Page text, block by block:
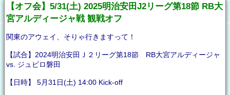
【オフ会】5/31(土) 2025明治安田J2リーグ第18節 RB大
宮アルディージャ戦 観戦オフ
関東のアウェイ、そりゃ行きますって！
【試合】2024明治安田Ｊ２リーグ第18節 RB大宮アルディージャ
vs. ジュビロ磐田
【日時】 5月31日(土) 14:00 Kick-off